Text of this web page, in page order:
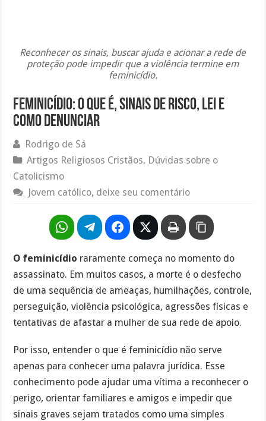
Reconhecer os sinais, buscar ajuda e acionar a rede de
proteção pode impedir que a violência termine em
feminicídio.
Feminicídio: o que é, sinais de risco, lei e
como denunciar
Rodrigo de Sá
Artigos Religiosos Cristãos, Dúvidas sobre o
Catolicismo
Jovem católico, deixe seu comentário
O feminicídio raramente começa no momento do
assassinato. Em muitos casos, a morte é o desfecho
de uma sequência de ameaças, humilhações, controle,
perseguição, violência psicológica, agressões físicas e
tentativas de afastar a mulher de sua rede de apoio.
Por isso, entender o que é feminicídio não serve
apenas para conhecer uma palavra jurídica. Esse
conhecimento pode ajudar uma vítima a reconhecer o
perigo, orientar familiares e amigos e impedir que
sinais graves sejam tratados como uma simples